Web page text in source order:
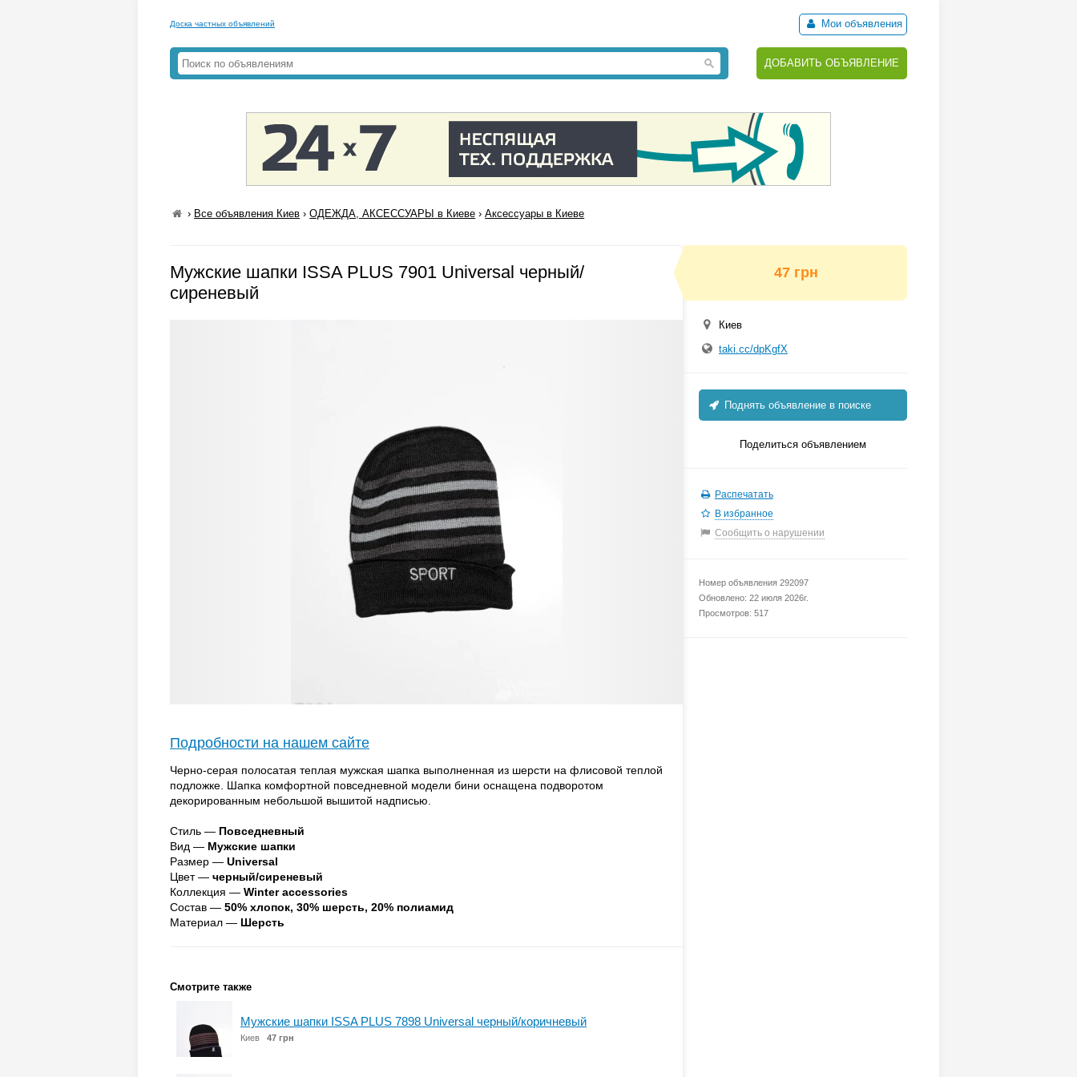
Доска частных объявлений Мои объявления
ДОБАВИТЬ ОБЪЯВЛЕНИЕ
› Все объявления Киев ›ОДЕЖДА, АКСЕССУАРЫ в Киеве ›Аксессуары в Киеве
Мужские шапки ISSA PLUS 7901 Universal черный/
сиреневый
Подробности на нашем сайте
Черно-серая полосатая теплая мужская шапка выполненная из шерсти на флисовой теплой
подложке. Шапка комфортной повседневной модели бини оснащена подворотом
декорированным небольшой вышитой надписью.
Стиль — Повседневный
Вид — Мужские шапки
Размер — Universal
Цвет — черный/сиреневый
Коллекция — Winter accessories
Состав — 50% хлопок, 30% шерсть, 20% полиамид
Материал — Шерсть
Смотрите также
Мужские шапки ISSA PLUS 7898 Universal черный/коричневый
Киев 47 грн
47 грн
Киев
taki.cc/dpKgfX
Поднять объявление в поиске
Поделиться объявлением
Распечатать
В избранное
Сообщить о нарушении
Номер объявления 292097
Обновлено: 22 июля 2026г.
Просмотров: 517